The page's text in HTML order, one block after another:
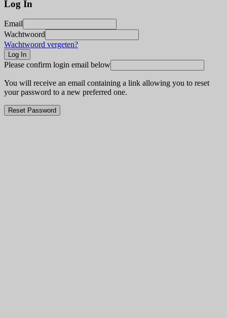
Log In
Email
Wachtwoord
Wachtwoord vergeten?
Please confirm login email below
You will receive an email containing a link allowing you to reset
your password to a new preferred one.